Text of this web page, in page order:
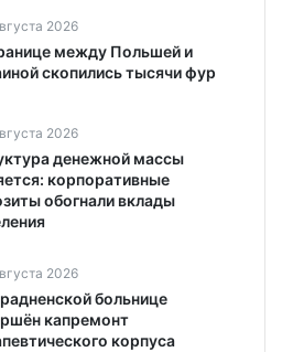
2026
между Польшей и
скопились тысячи фур
2026
денежной массы
корпоративные
обогнали вклады
2026
больнице
капремонт
корпуса